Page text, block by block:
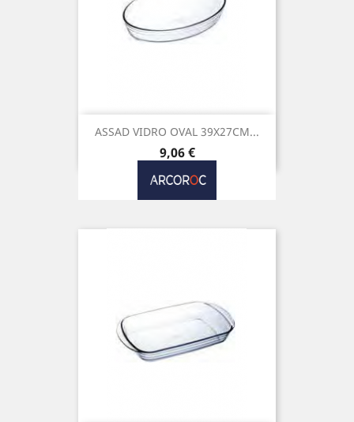
ASSAD VIDRO OVAL 39X27CM...
Preço
9,06 €